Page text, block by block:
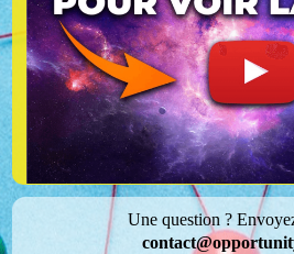
Une question ?